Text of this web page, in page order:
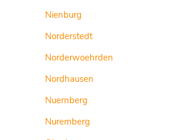
Nienburg
Norderstedt
Norderwoehrden
Nordhausen
Nuernberg
Nuremberg